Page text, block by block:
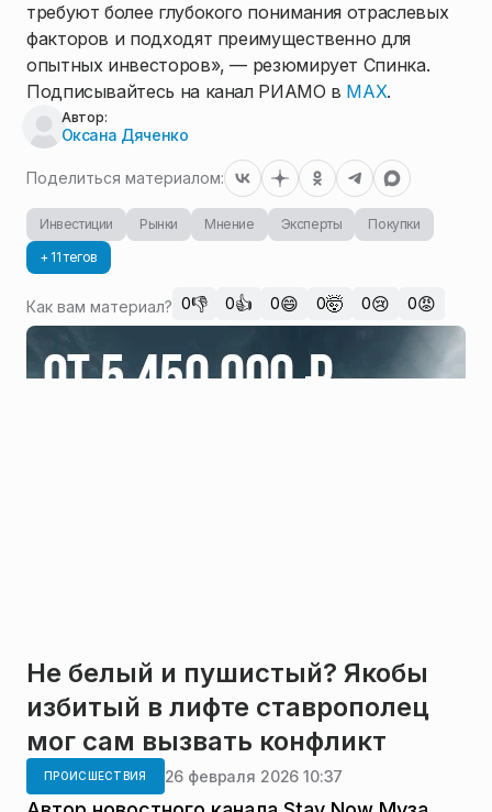
требуют более глубокого понимания отраслевых
факторов и подходят преимущественно для
опытных инвесторов», — резюмирует Спинка.
Подписывайтесь на канал РИАМО в MAX.
Автор:
Оксана Дяченко
Поделиться материалом:
Инвестиции Рынки Мнение Эксперты
Покупки
+ 11 тегов
Как вам материал? 0👎 0👍 0😄 0🤯 0😢 0😡
Не белый и пушистый? Якобы
избитый в лифте ставрополец
мог сам вызвать конфликт
ПРОИСШЕСТВИЯ 26 февраля 2026 10:37